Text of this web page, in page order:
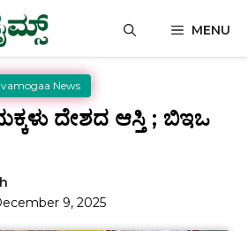
MENU
News
ದೇಶದ ಆಸ್ತಿ ; ಬಿಇಒ
9, 2025